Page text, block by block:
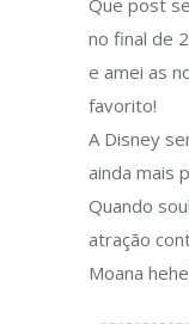
no final de
e amei as
favorito!
A Disney
ainda mais
Quando
atração
Moana